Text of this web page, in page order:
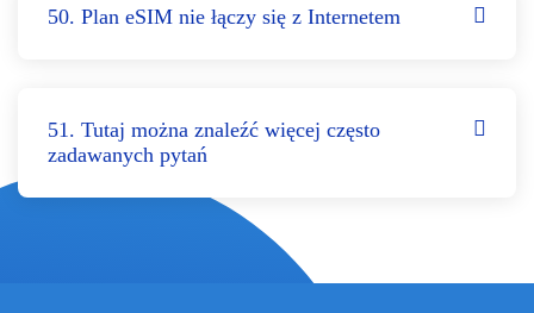
50. Plan eSIM nie łączy się z Internetem
51. Tutaj można znaleźć więcej często
zadawanych pytań